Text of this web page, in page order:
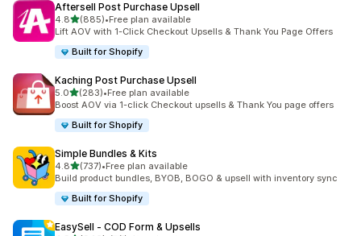
Aftersell Post Purchase Upsell
4.85つ星中
(885)
合計レビュー数：885件
•Free plan available
Lift AOV with 1-Click Checkout Upsells & Thank You Page Offers
Built for Shopify
Kaching Post Purchase Upsell
5.05つ星中
(283)
合計レビュー数：283件
•Free plan available
Boost AOV via 1-click Checkout upsells & Thank You page offers
Built for Shopify
Simple Bundles & Kits
4.85つ星中
(737)
合計レビュー数：737件
•Free plan available
Build product bundles, BYOB, BOGO & upsell with inventory sync
Built for Shopify
EasySell ‑ COD Form & Upsells